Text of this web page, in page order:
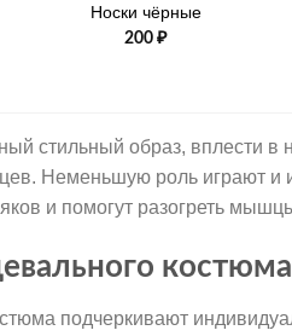
Носки чёрные
200₽
стильный образ, вплести
Неменьшую роль играют и
и помогут разогреть
костюма
подчеркивают